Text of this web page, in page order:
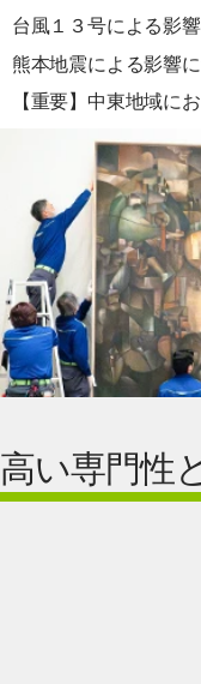
台風１３号による影
熊本地震による影響
【重要】中東地域に
高い専門性